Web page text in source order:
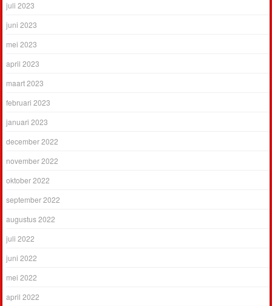
juli 2023
juni 2023
mei 2023
april 2023
maart 2023
februari 2023
januari 2023
december 2022
november 2022
oktober 2022
september 2022
augustus 2022
juli 2022
juni 2022
mei 2022
april 2022